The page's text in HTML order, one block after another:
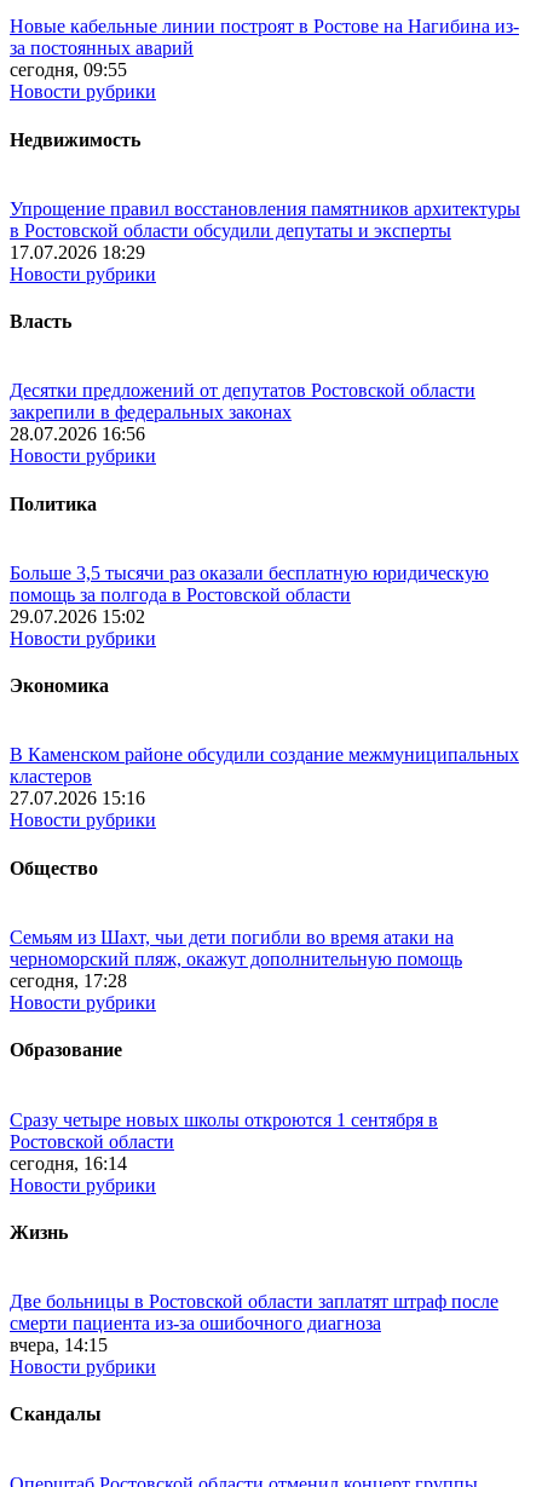
Новые кабельные линии построят в Ростове на Нагибина из-
за постоянных аварий
сегодня, 09:55
Новости рубрики
Недвижимость
Упрощение правил восстановления памятников архитектуры
в Ростовской области обсудили депутаты и эксперты
17.07.2026 18:29
Новости рубрики
Власть
Десятки предложений от депутатов Ростовской области
закрепили в федеральных законах
28.07.2026 16:56
Новости рубрики
Политика
Больше 3,5 тысячи раз оказали бесплатную юридическую
помощь за полгода в Ростовской области
29.07.2026 15:02
Новости рубрики
Экономика
В Каменском районе обсудили создание межмуниципальных
кластеров
27.07.2026 15:16
Новости рубрики
Общество
Семьям из Шахт, чьи дети погибли во время атаки на
черноморский пляж, окажут дополнительную помощь
сегодня, 17:28
Новости рубрики
Образование
Сразу четыре новых школы откроются 1 сентября в
Ростовской области
сегодня, 16:14
Новости рубрики
Жизнь
Две больницы в Ростовской области заплатят штраф после
смерти пациента из-за ошибочного диагноза
вчера, 14:15
Новости рубрики
Скандалы